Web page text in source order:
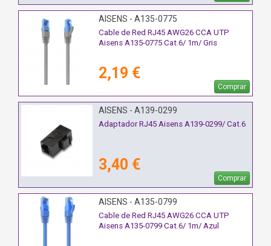
AISENS - A135-0775
Cable de Red RJ45 AWG26 CCA UTP
Aisens A135-0775 Cat.6/ 1m/ Gris
2,19 €
Comprar
AISENS - A139-0299
Adaptador RJ45 Aisens A139-0299/ Cat.6
3,40 €
Comprar
AISENS - A135-0799
Cable de Red RJ45 AWG26 CCA UTP
Aisens A135-0799 Cat.6/ 1m/ Azul